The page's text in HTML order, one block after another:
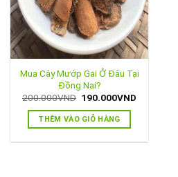
Mua Cây Mướp Gai Ở Đâu Tại
Đồng Nai?
200.000VND Giá
là:
200.000VND.
190.000VND
THÊM VÀO GIỎ HÀNG